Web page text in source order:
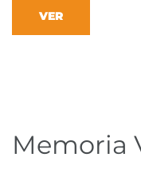
VER
Memoria